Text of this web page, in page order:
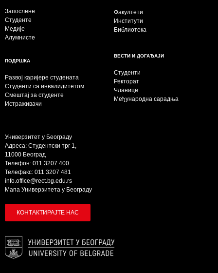
Запослене
Студенте
Медије
Алумнисте
Факултети
Институти
Библиотека
ПОДРШКА
Развој каријере студената
Студенти са инвалидитетом
Смештај за студенте
Истраживачи
ВЕСТИ И ДОГАЂАЈИ
Студенти
Ректорат
Чланице
Међународна сарадња
Универзитет у Београду
Адреса: Студентски трг 1,
11000 Београд
Телефон: 011 3207 400
Телефакс: 011 3207 481
info.office@rect.bg.edu.rs
Мапа Универзитета у Београду
КОНТАКТИРАЈТЕ НАС